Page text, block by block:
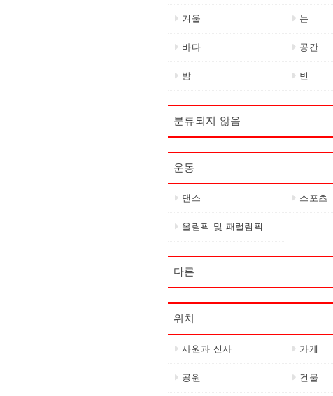
겨울 눈
바다 공간
밤 빈
분류되지 않음
운동
댄스 스포츠
올림픽 및 패럴림픽
다른
위치
사원과 신사 가게
공원 건물